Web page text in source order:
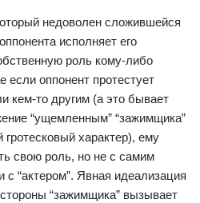
недоволен сложившейся
исполняет его
роль кому-либо
если оппонент протестует
кем-то другим (а это бывает
“ущемленным” “зажимщика”
характер), ему
свою роль, но не с самим
с “актером”. Явная идеализация
“зажимщика” вызывает